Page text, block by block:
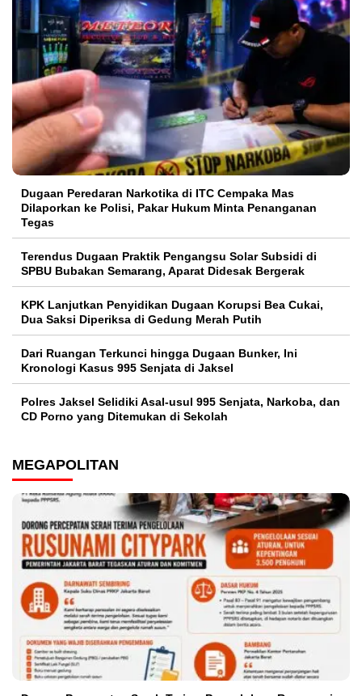
Dugaan Peredaran Narkotika di ITC Cempaka Mas
Dilaporkan ke Polisi, Pakar Hukum Minta Penanganan
Tegas
Terendus Dugaan Praktik Pengangsu Solar Subsidi di
SPBU Bubakan Semarang, Aparat Didesak Bergerak
KPK Lanjutkan Penyidikan Dugaan Korupsi Bea Cukai,
Dua Saksi Diperiksa di Gedung Merah Putih
Dari Ruangan Terkunci hingga Dugaan Bunker, Ini
Kronologi Kasus 995 Senjata di Jaksel
Polres Jaksel Selidiki Asal-usul 995 Senjata, Narkoba, dan
CD Porno yang Ditemukan di Sekolah
MEGAPOLITAN